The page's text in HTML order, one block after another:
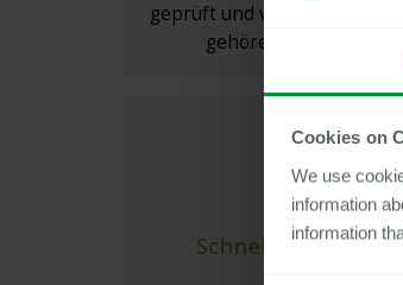
Cookies on
We use
information
information
geprüft und validiert —
gehören der
Schnelle